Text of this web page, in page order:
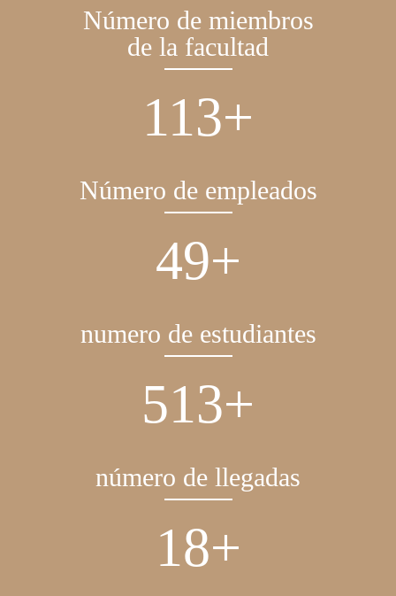
Número de miembros
de la facultad
140+
Número de empleados
60+
numero de estudiantes
634+
número de llegadas
24+